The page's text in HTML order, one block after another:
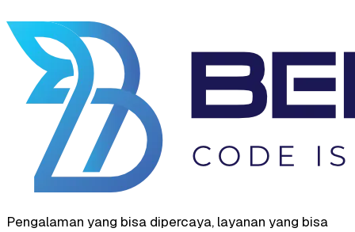
Pengalaman yang bisa dipercaya, layanan yang bisa